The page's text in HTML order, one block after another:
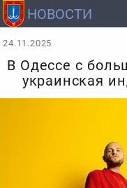
24.11.2025
В Одессе с
украинская